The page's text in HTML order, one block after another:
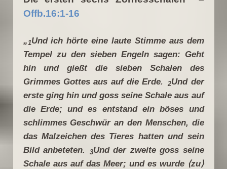
Offb.16:1-16
„1Und ich hörte eine laute Stimme aus dem
Tempel zu den sieben Engeln sagen: Geht
hin und gießt die sieben Schalen des
Grimmes Gottes aus auf die Erde.
2Und der
erste ging hin und goss seine Schale aus auf
die Erde; und es entstand ein böses und
schlimmes Geschwür an den Menschen, die
das Malzeichen des Tieres hatten und sein
Bild anbeteten.
3Und der zweite goss seine
Schale aus auf das Meer; und es wurde ⟨zu⟩